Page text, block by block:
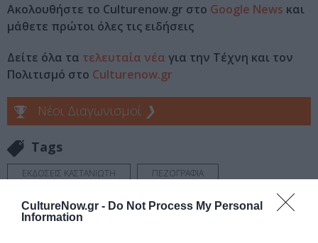
CultureNow.gr - Do Not Process My Personal
Information
Ακολουθήστε το Culturenow.gr στο Google News και
μάθετε πρώτοι όλες τις ειδήσεις
Δείτε όλα τα τελευταία νέα για την Τέχνη και τον
Πολιτισμό στο Culturenow.gr
Νέοι Διαγωνισμοί ❯
Tags
ΕΚΔΟΣΕΙΣ ΚΑΣΤΑΝΙΩΤΗ ΠΕΖΟΓΡΑΦΙΑ
Newsletter